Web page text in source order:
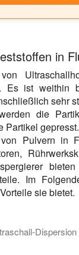
in
Es ist weithin
sehr
die
Partikel gepresst.
Pulvern in
Im
sie bietet.